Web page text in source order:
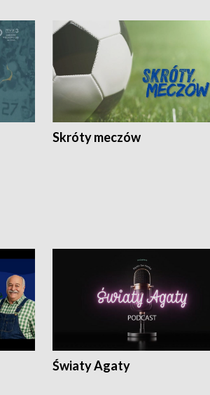
Skróty meczów
Światy Agaty